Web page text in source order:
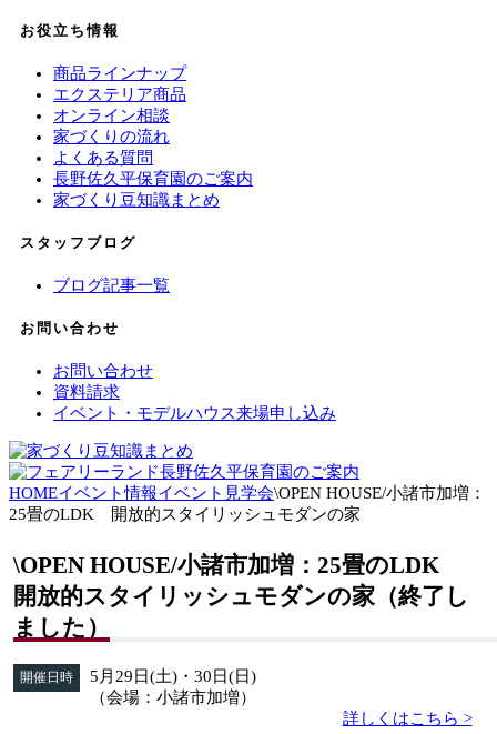
お役立ち情報
商品ラインナップ
エクステリア商品
オンライン相談
家づくりの流れ
よくある質問
長野佐久平保育園のご案内
家づくり豆知識まとめ
スタッフブログ
ブログ記事一覧
お問い合わせ
お問い合わせ
資料請求
イベント・モデルハウス来場申し込み
HOMEイベント情報イベント 見学会\OPEN HOUSE/小諸市加増：
25畳のLDK 開放的スタイリッシュモダンの家
\OPEN HOUSE/小諸市加増：25畳のLDK
開放的スタイリッシュモダンの家（終了し
ました）
開催日時
5月29日(土)・30日(日)
（会場：小諸市加増）
詳しくはこちら >